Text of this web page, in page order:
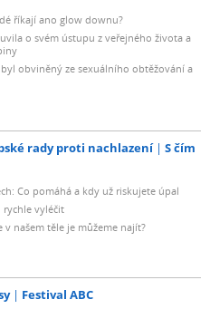
říkají ano glow downu?
o svém ústupu z veřejného života a
obviněný ze sexuálního obtěžování a
rady proti nachlazení
S čím
Co pomáhá a kdy už riskujete úpal
rychle vyléčit
v našem těle je můžeme najít?
Festival ABC